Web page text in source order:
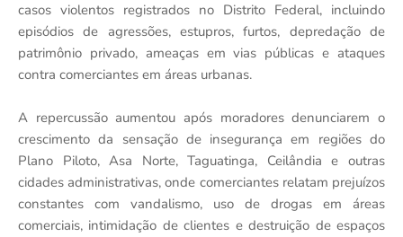
casos violentos registrados no Distrito Federal, incluindo
episódios de agressões, estupros, furtos, depredação de
patrimônio privado, ameaças em vias públicas e ataques
contra comerciantes em áreas urbanas.
A repercussão aumentou após moradores denunciarem o
crescimento da sensação de insegurança em regiões do
Plano Piloto, Asa Norte, Taguatinga, Ceilândia e outras
cidades administrativas, onde comerciantes relatam prejuízos
constantes com vandalismo, uso de drogas em áreas
comerciais, intimidação de clientes e destruição de espaços